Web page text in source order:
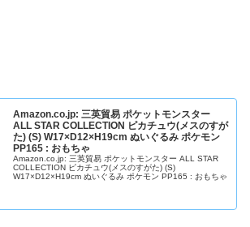
Amazon.co.jp: 三英貿易 ポケットモンスター
ALL STAR COLLECTION ピカチュウ(メスのすが
た) (S) W17×D12×H19cm ぬいぐるみ ポケモン
PP165 : おもちゃ
Amazon.co.jp: 三英貿易 ポケットモンスター ALL STAR
COLLECTION ピカチュウ(メスのすがた) (S)
W17×D12×H19cm ぬいぐるみ ポケモン PP165 : おもちゃ